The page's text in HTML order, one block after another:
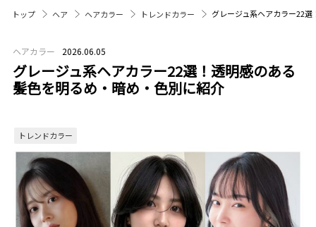
トップ ヘア ヘアカラー トレンドカラー グレージュ系ヘアカラー22
ヘアカラー 2026.06.05
グレージュ系ヘアカラー22選！透明感のある
髪色を明るめ・暗め・色別に紹介
トレンドカラー